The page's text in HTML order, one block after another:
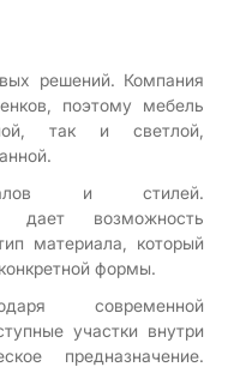
решений. Компания
поэтому мебель
так и светлой,
и стилей.
дает возможность
материала, который
формы.
современной
участки внутри
предназначение.